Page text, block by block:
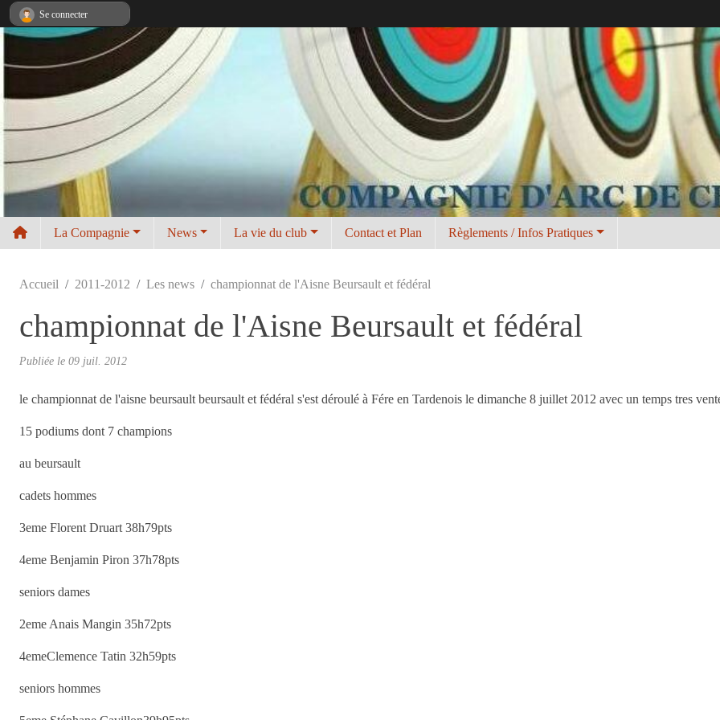
La Compagnie News La vie du club Contact et Plan Règlements / Infos Pratiques
Accueil 2011-2012 Les news championnat de l'Aisne Beursault et fédéral
championnat de l'Aisne Beursault et fédéral
Publiée le 09 juil. 2012
le championnat de l'aisne beursault beursault et fédéral s'est déroulé à Fére en Tardenois le dimanche 8 juillet 2012 avec un temps tres
15 podiums dont 7 champions
au beursault
cadets hommes
3eme Florent Druart 38h79pts
4eme Benjamin Piron 37h78pts
seniors dames
2eme Anais Mangin 35h72pts
4emeClemence Tatin 32h59pts
seniors hommes
Se connecter
Panneau de gestion des cookies